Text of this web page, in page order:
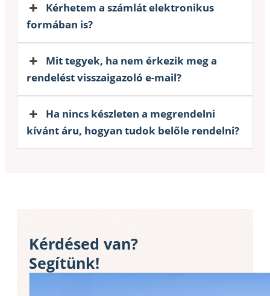
Kérhetem a számlát elektronikus
formában is?
Mit tegyek, ha nem érkezik meg a
rendelést visszaigazoló e-mail?
Ha nincs készleten a megrendelni
kívánt áru, hogyan tudok belőle rendelni?
Kérdésed van?
Segítünk!